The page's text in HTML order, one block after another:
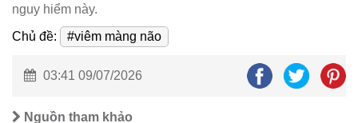
nguy hiểm này.
Chủ đề:
#viêm màng não
03:41 09/07/2026
Nguồn tham khảo